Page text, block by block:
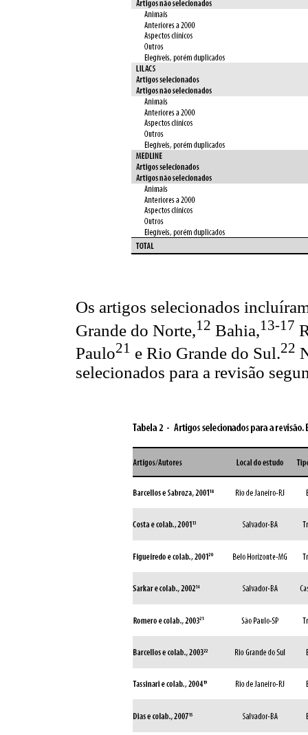
Os artigos selecionados
Grande do Norte,12 Bahia,13-17
Paulo21 e Rio Grande do Sul.22
selecionados para a revisão